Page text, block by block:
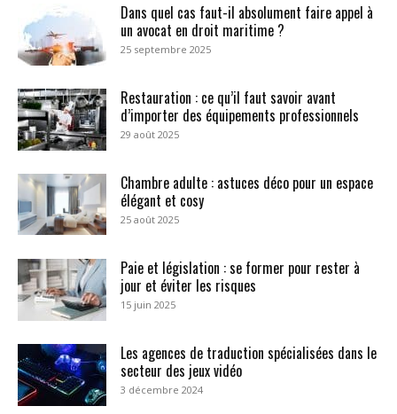
Dans quel cas faut-il absolument faire appel à
un avocat en droit maritime ?
25 septembre 2025
Restauration : ce qu’il faut savoir avant
d’importer des équipements professionnels
29 août 2025
Chambre adulte : astuces déco pour un espace
élégant et cosy
25 août 2025
Paie et législation : se former pour rester à
jour et éviter les risques
15 juin 2025
Les agences de traduction spécialisées dans le
secteur des jeux vidéo
3 décembre 2024